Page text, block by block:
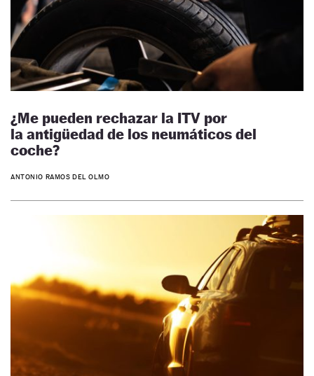
¿Me pueden rechazar la ITV por
la antigüedad de los neumáticos del
coche?
ANTONIO RAMOS DEL OLMO